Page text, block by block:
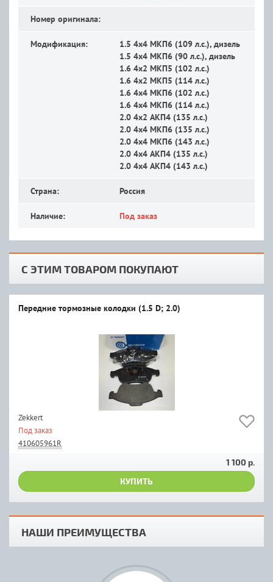
Номер оригинала:
Модификация:
1.5 4x4 MКП6 (109 л.с.), дизель
1.5 4x4 MКП6 (90 л.с.), дизель
1.6 4x2 MКП5 (102 л.с.)
1.6 4x2 MКП5 (114 л.с.)
1.6 4x4 MКП6 (102 л.с.)
1.6 4x4 MКП6 (114 л.с.)
2.0 4x2 АКП4 (135 л.с.)
2.0 4x4 MКП6 (135 л.с.)
2.0 4x4 MКП6 (143 л.с.)
2.0 4x4 АКП4 (135 л.с.)
2.0 4x4 АКП4 (143 л.с.)
Страна: Россия
Наличие: Под заказ
С ЭТИМ ТОВАРОМ ПОКУПАЮТ
Передние тормозные колодки (1.5 D; 2.0)
Zekkert
Под заказ
410605961R
1 100 р.
КУПИТЬ
НАШИ ПРЕИМУЩЕСТВА